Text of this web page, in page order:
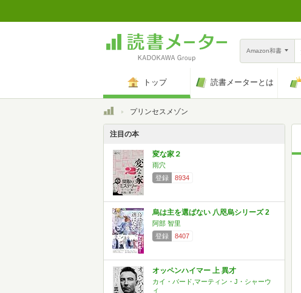
Amazon和書
トップ 読書メーターとは
トッププリンセスメゾン
注目の本
変な家２
雨穴
登録
8934
烏は主を選ばない 八咫烏シリーズ 2
阿部 智里
登録
8407
オッペンハイマー 上 異才
カイ・バード,マーティン・J・シャーウ
ィ